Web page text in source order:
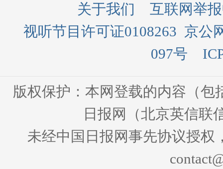
关于我们
互联网举
视听节目许可证0108263 京公
097号
版权保护：本网登载的内容（
日报网（北京英信联
未经中国日报网事先协议授权